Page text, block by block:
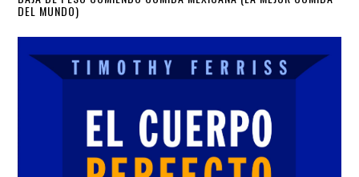
Sidebar
DEL MUNDO)